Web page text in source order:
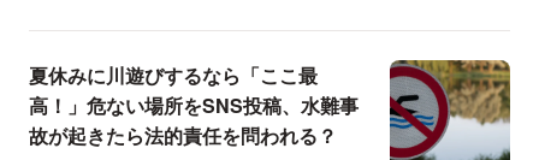
夏休みに川遊びするなら「ここ最
高！」危ない場所をSNS投稿、水難事
故が起きたら法的責任を問われる？